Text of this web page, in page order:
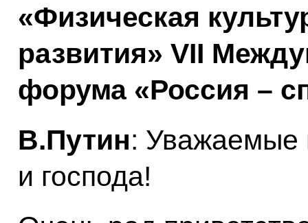
«Физическая
развития» VII
форума «Россия –
В.Путин: Уважаемые
и господа!